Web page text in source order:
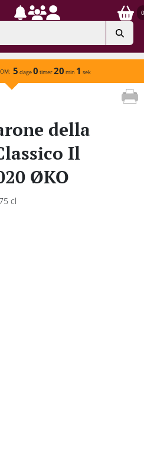
0
5 dage0 timer20 min 1 sek
della
Il
ØKO
cl